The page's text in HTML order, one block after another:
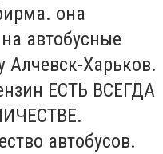
она
автобусные
Алчевск-Харьков.
ЕСТЬ ВСЕГДА
автобусов.